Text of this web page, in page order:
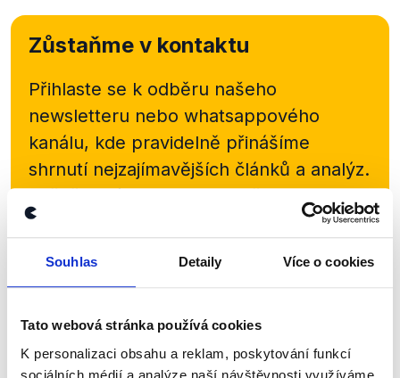
Souhlas Detaily Více o cookies
Tato webová stránka používá cookies
K personalizaci obsahu a reklam, poskytování funkcí
sociálních médií a analýze naší návštěvnosti využíváme
Zůstaňme v kontaktu
Přihlaste se k odběru našeho
newsletteru nebo whatsappového
kanálu, kde pravidelně přinášíme
shrnutí nejzajímavějších článků a analýz.
Začněte nás odebírat, a mějte tak
přehled o tom, jaké dezinformace a